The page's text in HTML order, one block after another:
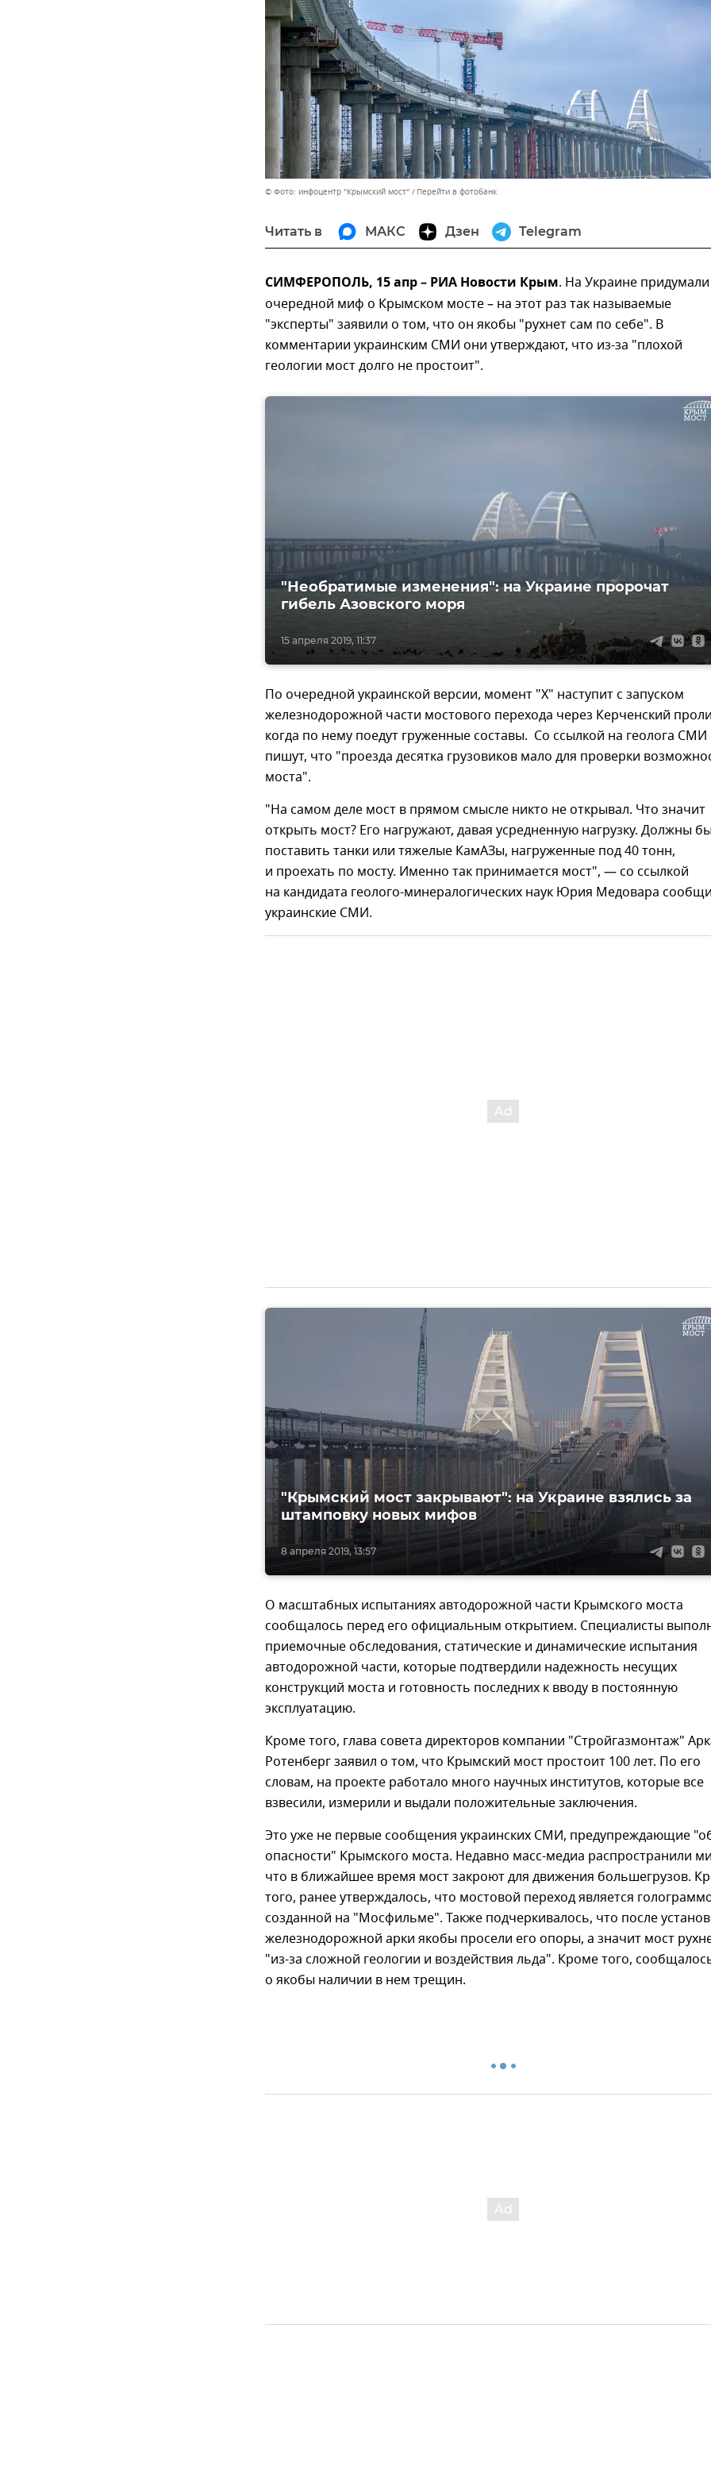
© Фото: инфоцентр "Крымский мост" Перейти в фотобанк
Читать в МАКС Дзен Telegram
СИМФЕРОПОЛЬ, 15 апр – РИА Новости Крым. На Украине придумали
очередной миф о Крымском мосте – на этот раз так называемые
"эксперты" заявили о том, что он якобы "рухнет сам по себе". В
комментарии украинским СМИ они утверждают, что из-за "плохой
геологии мост долго не простоит".
15 апреля 2019, 11:37
"Необратимые изменения": на Украине пророчат
гибель Азовского моря
По очередной украинской версии, момент "Х" наступит с запуском
железнодорожной части мостового перехода через Керченский
когда по нему поедут груженные составы. Со ссылкой на геолога СМИ
пишут, что "проезда десятка грузовиков мало для проверки
моста".
"На самом деле мост в прямом смысле никто не открывал. Что значит
открыть мост? Его нагружают, давая усредненную нагрузку. Должны
поставить танки или тяжелые КамАЗы, нагруженные под 40 тонн,
и проехать по мосту. Именно так принимается мост", — со ссылкой
на кандидата геолого-минералогических наук Юрия Медовара
украинские СМИ.
8 апреля 2019, 13:57
"Крымский мост закрывают": на Украине взялись за
штамповку новых мифов
О масштабных испытаниях автодорожной части Крымского моста
сообщалось перед его официальным открытием. Специалисты
приемочные обследования, статические и динамические испытания
автодорожной части, которые подтвердили надежность несущих
конструкций моста и готовность последних к вводу в постоянную
эксплуатацию.
Кроме того, глава совета директоров компании "Стройгазмонтаж"
Ротенберг заявил о том, что Крымский мост простоит 100 лет. По его
словам, на проекте работало много научных институтов, которые все
взвесили, измерили и выдали положительные заключения.
Это уже не первые сообщения украинских СМИ, предупреждающие
опасности" Крымского моста. Недавно масс-медиа распространили
что в ближайшее время мост закроют для движения большегрузов.
того, ранее утверждалось, что мостовой переход является
созданной на "Мосфильме". Также подчеркивалось, что после
железнодорожной арки якобы просели его опоры, а значит мост
"из-за сложной геологии и воздействия льда". Кроме того,
о якобы наличии в нем трещин.